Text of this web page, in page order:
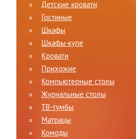
Детские кровати
Гостиные
Шкафы
Шкафы-купе
Кровати
Прихожие
Компьютерные столы
Журнальные столы
ТВ-тумбы
Матрацы
Комоды